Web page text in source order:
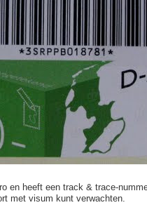
en heeft een track & trace-
met visum kunt verwachten.